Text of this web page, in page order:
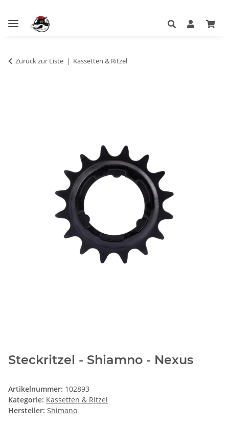
Zurück zur Liste Kassetten & Ritzel
Steckritzel - Shiamno - Nexus
Artikelnummer: 102893
Kategorie: Kassetten & Ritzel
Hersteller: Shimano